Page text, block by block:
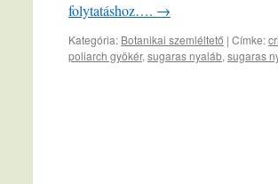
folytatáshoz…. →
Kategória: Botanikai szemléltető | Címke:
poliarch gyökér, sugaras nyaláb, sugaras